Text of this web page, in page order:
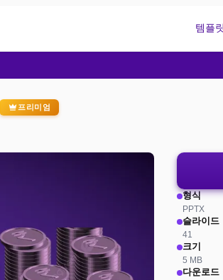
템플릿
프리미엄
형식
PPTX
슬라이드
41
크기
5 MB
다운로드